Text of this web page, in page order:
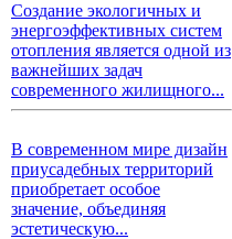
Создание экологичных и
энергоэффективных систем
отопления является одной из
важнейших задач
современного жилищного...
В современном мире дизайн
приусадебных территорий
приобретает особое
значение, объединяя
эстетическую...